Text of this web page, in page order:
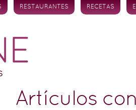
RESTAURANTES RECETAS
Artículos